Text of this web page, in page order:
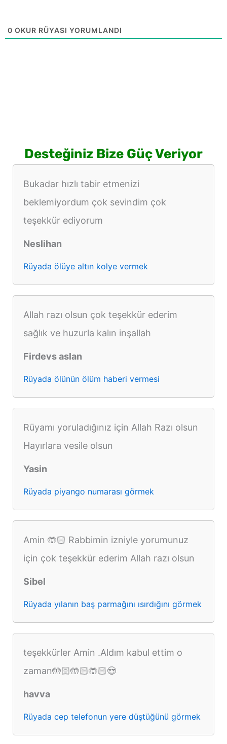
0 OKUR RÜYASI YORUMLANDI
Desteğiniz Bize Güç Veriyor
Bukadar hızlı tabir etmenizi
beklemiyordum çok sevindim çok
teşekkür ediyorum
Neslihan
Rüyada ölüye altın kolye vermek
Allah razı olsun çok teşekkür ederim
sağlık ve huzurla kalın inşallah
Firdevs aslan
Rüyada ölünün ölüm haberi vermesi
Rüyamı yoruladığınız için Allah Razı olsun
Hayırlara vesile olsun
Yasin
Rüyada piyango numarası görmek
Amin 🤲🏻 Rabbimin izniyle yorumunuz
için çok teşekkür ederim Allah razı olsun
Sibel
Rüyada yılanın baş parmağını ısırdığını görmek
teşekkürler Amin .Aldım kabul ettim o
zaman🤲🏻🤲🏻🤲🏻😍
havva
Rüyada cep telefonun yere düştüğünü görmek